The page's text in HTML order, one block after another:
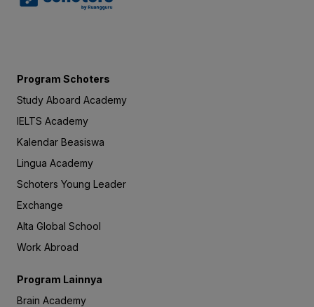
Program Schoters
Study Aboard Academy
IELTS Academy
Kalendar Beasiswa
Lingua Academy
Schoters Young Leader
Exchange
Alta Global School
Work Abroad
Program Lainnya
Brain Academy